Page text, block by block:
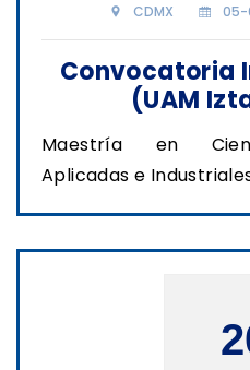
CDMX 05-
Convocatoria
(UAM
Maestría en
Aplicadas e